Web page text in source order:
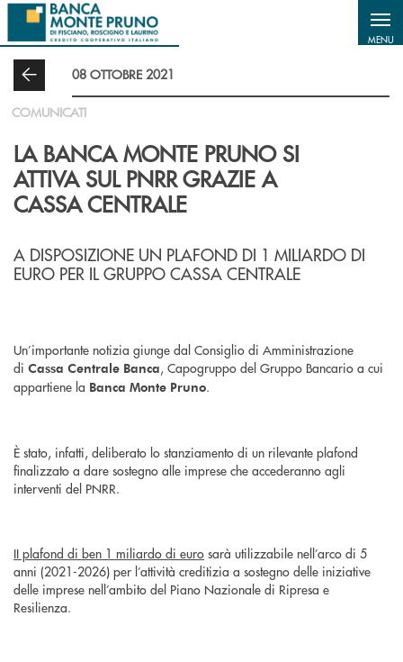
Salta al contenuto principale
MENU
08 OTTOBRE 2021
COMUNICATI
LA BANCA MONTE PRUNO SI
ATTIVA SUL PNRR GRAZIE A
CASSA CENTRALE
A DISPOSIZIONE UN PLAFOND DI 1 MILIARDO DI
EURO PER IL GRUPPO CASSA CENTRALE
Un’importante notizia giunge dal Consiglio di Amministrazione
di Cassa Centrale Banca, Capogruppo del Gruppo Bancario a cui
appartiene la Banca Monte Pruno.
È stato, infatti, deliberato lo stanziamento di un rilevante plafond
finalizzato a dare sostegno alle imprese che accederanno agli
interventi del PNRR.
II plafond di ben 1 miliardo di euro sarà utilizzabile nell’arco di 5
anni (2021-2026) per l’attività creditizia a sostegno delle iniziative
delle imprese nell’ambito del Piano Nazionale di Ripresa e
Resilienza.